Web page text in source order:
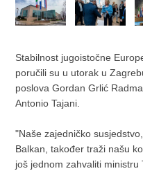
Stabilnost jugoistočne
poručili su u utorak u
poslova Gordan Grlić
Antonio Tajani.
"Naše zajedničko
Balkan, također traži našu
još jednom zahvaliti